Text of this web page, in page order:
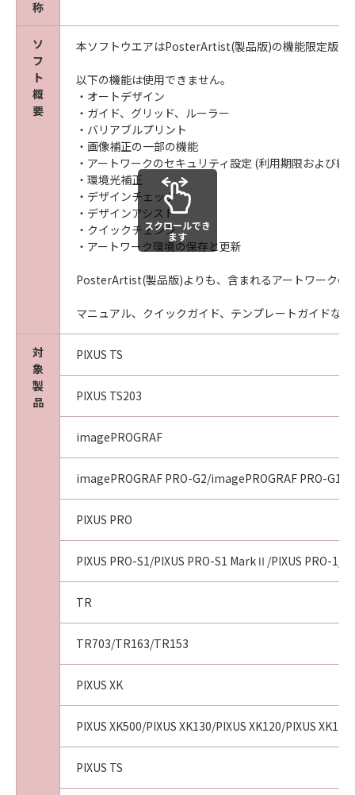
称
ソ
フ
ト
概
要
本ソフトウエアはPosterArtist(製品版)の機能限定版
以下の機能は使用できません。
・オートデザイン
・ガイド、グリッド、ルーラー
・バリアブルプリント
・画像補正の一部の機能
・アートワークのセキュリティ設定 (利用期限および編
・環境光補正
・デザインチェック
・デザインアシスト
・クイックチェンジ
・アートワーク環境の保存と更新
PosterArtist(製品版)よりも、含まれるアートワークの
マニュアル、クイックガイド、テンプレートガイドな
対
象
製
品
PIXUS TS
PIXUS TS203
imagePROGRAF
imagePROGRAF PRO-G2/imagePROGRAF PRO-G1
PIXUS PRO
PIXUS PRO-S1/PIXUS PRO-S1 MarkⅡ/PIXUS PRO-1/
TR
TR703/TR163/TR153
PIXUS XK
PIXUS XK500/PIXUS XK130/PIXUS XK120/PIXUS
PIXUS TS
スクロールでき
ます